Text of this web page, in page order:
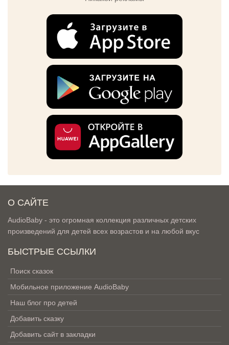
О САЙТЕ
AudioBaby - это огромная коллекция различных детских
произведений для детей всех возрастов и на любой вкус
БЫСТРЫЕ ССЫЛКИ
Поиск сказок
Мобильное приложение AudioBaby
Наш блог про детей
Добавить сказку
Добавить сайт в закладки